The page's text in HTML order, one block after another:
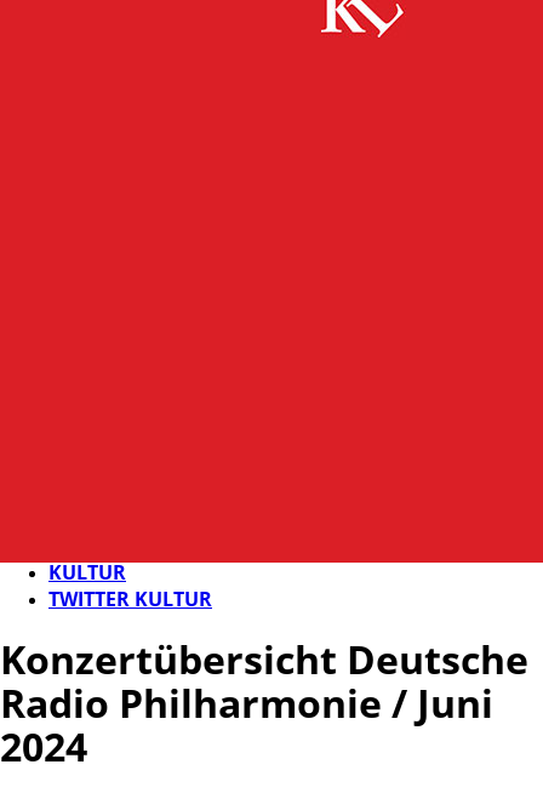
KULTUR
TWITTER KULTUR
Konzertübersicht Deutsche
Radio Philharmonie / Juni
2024